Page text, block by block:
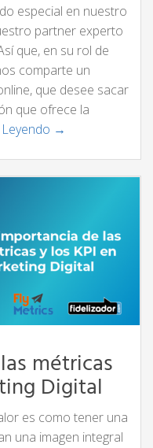
especial en nuestro
partner experto
que, en su rol de
comparte un
que desee sacar
que ofrece la
Leyendo →
métricas
Digital
es como tener una
una imagen integral